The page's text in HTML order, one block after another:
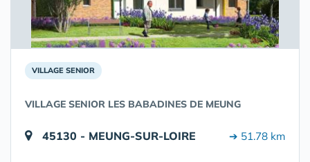
VILLAGE SENIOR
VILLAGE SENIOR LES BABADINES DE MEUNG
45130 - MEUNG-SUR-LOIRE ➔ 51.78 km